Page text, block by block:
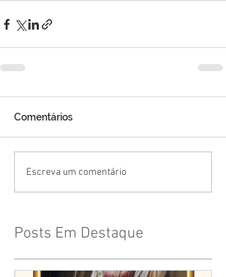
Comentários
Escreva um comentário
Posts Em Destaque